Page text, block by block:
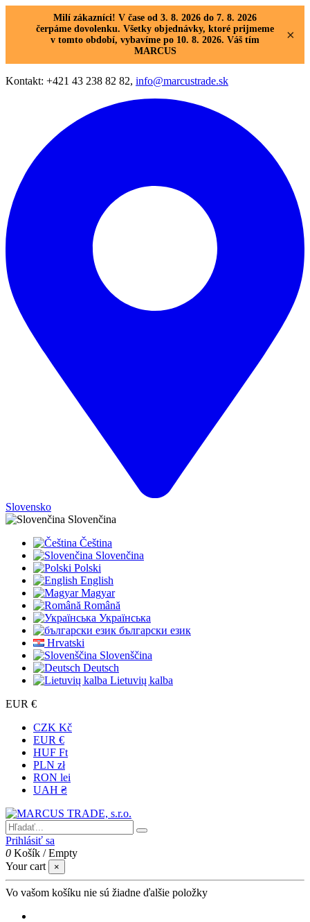
Milí zákazníci! V čase od 3. 8. 2026 do 7. 8. 2026
čerpáme dovolenku. Všetky objednávky, ktoré prijmeme
v tomto období, vybavíme po 10. 8. 2026. Váš tím
MARCUS
×
Kontakt: +421 43 238 82 82, info@marcustrade.sk
Slovensko
Slovenčina
Čeština
Slovenčina
Polski
English
Magyar
Română
Українська
български език
Hrvatski
Slovenščina
Deutsch
Lietuvių kalba
EUR €
CZK Kč
EUR €
HUF Ft
PLN zł
RON lei
UAH ₴
Prihlásiť sa
0 Košík /Empty
Your cart
×
Vo vašom košíku nie sú žiadne ďalšie položky